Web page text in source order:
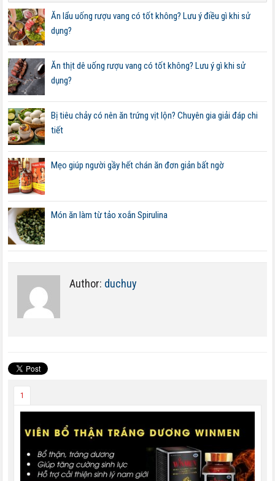
Ăn lẩu uống rượu vang có tốt không? Lưu ý điều gì khi sử
dụng?
Ăn thịt dê uống rượu vang có tốt không? Lưu ý gì khi sử
dụng?
Bị tiêu chảy có nên ăn trứng vịt lộn? Chuyên gia giải đáp chi
tiết
Mẹo giúp người gầy hết chán ăn đơn giản bất ngờ
Món ăn làm từ tảo xoắn Spirulina
Author: duchuy
1